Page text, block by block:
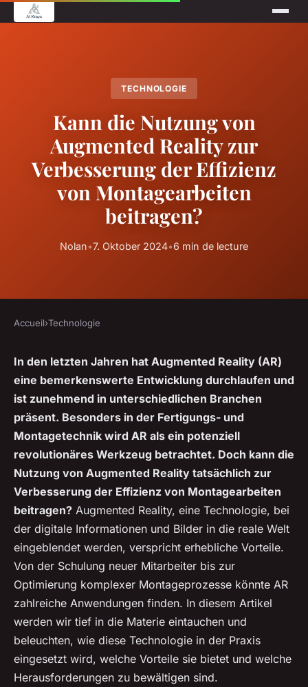
TECHNOLOGIE
Kann die Nutzung von
Augmented Reality zur
Verbesserung der Effizienz
von Montagearbeiten
beitragen?
Nolan•7. Oktober 2024•6 min de lecture
Accueil›Technologie
In den letzten Jahren hat Augmented Reality (AR)
eine bemerkenswerte Entwicklung durchlaufen und
ist zunehmend in unterschiedlichen Branchen
präsent. Besonders in der Fertigungs- und
Montagetechnik wird AR als ein potenziell
revolutionäres Werkzeug betrachtet. Doch kann die
Nutzung von Augmented Reality tatsächlich zur
Verbesserung der Effizienz von Montagearbeiten
beitragen? Augmented Reality, eine Technologie, bei
der digitale Informationen und Bilder in die reale Welt
eingeblendet werden, verspricht erhebliche Vorteile.
Von der Schulung neuer Mitarbeiter bis zur
Optimierung komplexer Montageprozesse könnte AR
zahlreiche Anwendungen finden. In diesem Artikel
werden wir tief in die Materie eintauchen und
beleuchten, wie diese Technologie in der Praxis
eingesetzt wird, welche Vorteile sie bietet und welche
Herausforderungen zu bewältigen sind.